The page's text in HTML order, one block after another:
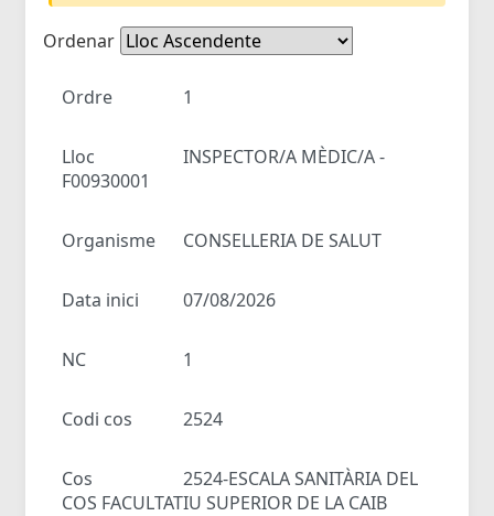
Ordenar
Ordre 1
Lloc
INSPECTOR/A MÈDIC/A -
F00930001
Organisme CONSELLERIA DE SALUT
Data inici 07/08/2026
NC 1
Codi cos 2524
Cos
2524-ESCALA SANITÀRIA DEL
COS FACULTATIU SUPERIOR DE LA CAIB